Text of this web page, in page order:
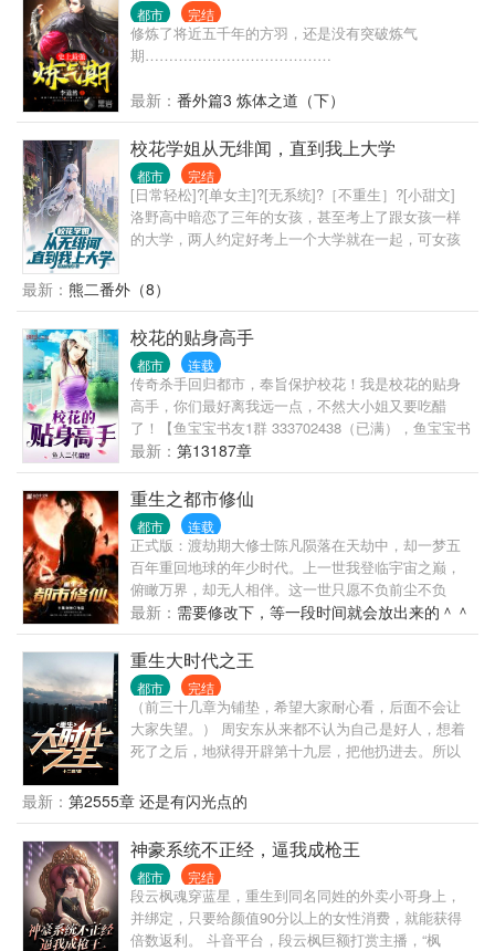
都市 完结
修炼了将近五千年的方羽，还是没有突破炼气
期…………………………………
最新： 番外篇3 炼体之道（下）
校花学姐从无绯闻，直到我上大学
都市 完结
[日常轻松]?[单女主]?[无系统]?［不重生］?[小甜文]
洛野高中暗恋了三年的女孩，甚至考上了跟女孩一样
的大学，两人约定好考上一个大学就在一起，可女孩
想到大学还没开学，他写的小说冲上了平台榜首，他
竟然火了…… 上大学后，洛野原以为自己再也不会谈
恋爱，却偶然相识了高冷学姐。 洛野决定，要偷偷跟
学姐谈恋爱，然后惊艳所有人。 等他和高冷学姐手拉
手出现在学校里的时候，全校都震惊了。 高冷校花苏
白粥的身边竟然出现了男人？ 这时，暗恋三年的女孩
却发现自己心里是有他的，于是再次展开了对洛野的
追求。 “抱歉，小学弟已经是我的人了。”苏白粥强势
的说道。 …… “后来呢？洛野先生，您跟知名漫画家
袋，看着那个绝美的身影，轻声笑道:“她偷偷把我的书
给漫画改编了……”
最新： 熊二番外（8）
校花的贴身高手
都市 连载
传奇杀手回归都市，奉旨保护校花！我是校花的贴身
高手，你们最好离我远一点，不然大小姐又要吃醋
了！【鱼宝宝书友1群 333702438（已满），鱼宝宝书
友2群 417723151】
最新： 第13187章
重生之都市修仙
都市 连载
正式版：渡劫期大修士陈凡陨落在天劫中，却一梦五
百年重回地球的年少时代。上一世我登临宇宙之巅，
俯瞰万界，却无人相伴。这一世只愿不负前尘不负
卿。通俗版：修行五百年的渡劫期修仙者重生回都
市，弥补遗憾，扮猪吃老虎的故事。修仙书友群：
415550977，欢迎各位书友。
最新： 需要修改下，等一段时间就会放出来的＾＾
重生大时代之王
都市 完结
（前三十几章为铺垫，希望大家耐心看，后面不会让
大家失望。） 周安东从来都不认为自己是好人，想着
死了之后，地狱得开辟第十九层，把他扔进去。所以
车轮下救了一个孕妇。 也许是老天爷感动他的回头是
岸，把他送回了1992年，这个传统思维还占据着主导
地位的时代。一个拥有无比开放观念和阅历的男人，
对这个时代的冲击是巨大的，对御姐的诱惑也是巨大
的。
最新： 第2555章 还是有闪光点的
神豪系统不正经，逼我成枪王
都市 完结
段云枫魂穿蓝星，重生到同名同姓的外卖小哥身上，
并绑定，只要给颜值90分以上的女性消费，就能获得
倍数返利。 斗音平台，段云枫巨额打赏主播，“枫